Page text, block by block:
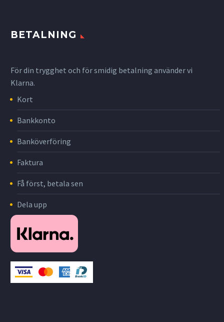
BETALNING
För din trygghet och för smidig betalning använder vi
Klarna.
Kort
Bankkonto
Banköverföring
Faktura
Få först, betala sen
Dela upp